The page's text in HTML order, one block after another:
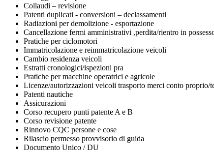
Collaudi – revisione
Patenti duplicati - conversioni – declassamenti
Radiazioni per demolizione - esportazione
Cancellazione fermi amministrativi ,perdita/rientro in
Pratiche per ciclomotori
Immatricolazione e reimmatricolazione veicoli
Cambio residenza veicoli
Estratti cronologici/ispezioni pra
Pratiche per macchine operatrici e agricole
Licenze/autorizzazioni veicoli trasporto merci conto proprio/
Patenti nautiche
Assicurazioni
Corso recupero punti patente A e B
Corso revisione patente
Rinnovo CQC persone e cose
Rilascio permesso provvisorio di guida
Documento Unico / DU